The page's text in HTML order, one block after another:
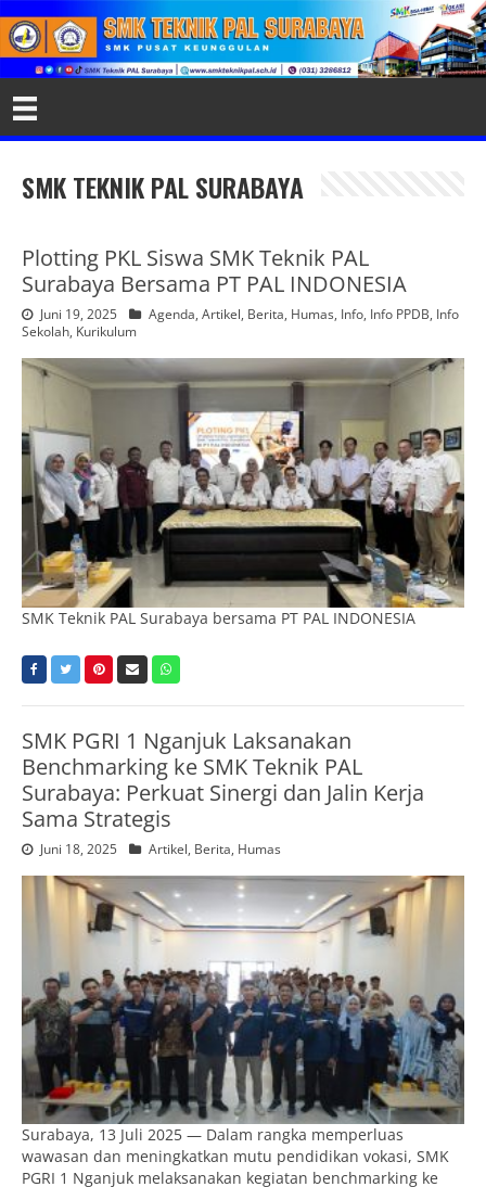
SMK TEKNIK PAL SURABAYA
Plotting PKL Siswa SMK Teknik PAL
Surabaya Bersama PT PAL INDONESIA
Juni 19, 2025 Agenda, Artikel, Berita, Humas, Info, Info PPDB, Info
Sekolah, Kurikulum
SMK Teknik PAL Surabaya bersama PT PAL INDONESIA
SMK PGRI 1 Nganjuk Laksanakan
Benchmarking ke SMK Teknik PAL
Surabaya: Perkuat Sinergi dan Jalin Kerja
Sama Strategis
Juni 18, 2025 Artikel, Berita, Humas
Surabaya, 13 Juli 2025 — Dalam rangka memperluas
wawasan dan meningkatkan mutu pendidikan vokasi, SMK
PGRI 1 Nganjuk melaksanakan kegiatan benchmarking ke